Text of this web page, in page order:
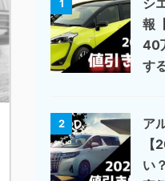
1
シ
報
40
す
2
ア
い